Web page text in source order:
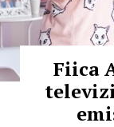
Fiica